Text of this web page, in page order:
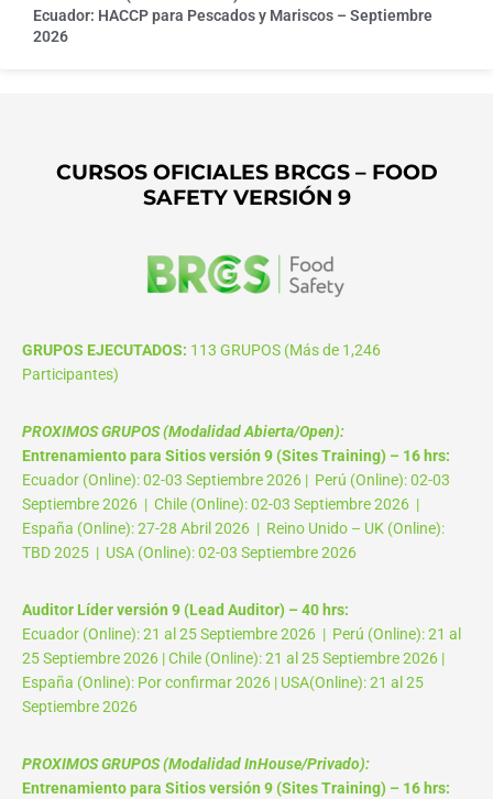
Ecuador: HACCP para Pescados y Mariscos – Septiembre
2026
CURSOS OFICIALES BRCGS – FOOD
SAFETY VERSIÓN 9
GRUPOS EJECUTADOS: 113 GRUPOS (Más de 1,246
Participantes)
PROXIMOS GRUPOS (Modalidad Abierta/Open):
Entrenamiento para Sitios versión 9 (Sites Training) – 16 hrs:
Ecuador (Online): 02-03 Septiembre 2026 | Perú (Online): 02-03
Septiembre 2026 | Chile (Online): 02-03 Septiembre 2026 |
España (Online): 27-28 Abril 2026 | Reino Unido – UK (Online):
TBD 2025 | USA (Online): 02-03 Septiembre 2026
Auditor Líder versión 9 (Lead Auditor) – 40 hrs:
Ecuador (Online): 21 al 25 Septiembre 2026 | Perú (Online): 21 al
25 Septiembre 2026 | Chile (Online): 21 al 25 Septiembre 2026 |
España (Online): Por confirmar 2026 | USA(Online): 21 al 25
Septiembre 2026
PROXIMOS GRUPOS (Modalidad InHouse/Privado):
Entrenamiento para Sitios versión 9 (Sites Training) – 16 hrs: